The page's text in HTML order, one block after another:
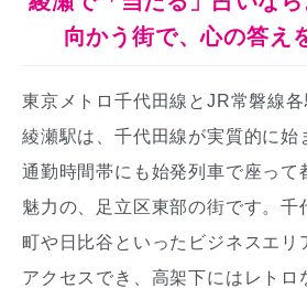
向かう街で、心の答え
東京メトロ千代田線とJR常磐線
綾瀬駅は、千代田線が実質的に始
通勤時間帯にも始発列車で座って
魅力の、足立区東部の街です。千
町や日比谷といったビジネスエリ
アクセスでき、高架下にはレトロ